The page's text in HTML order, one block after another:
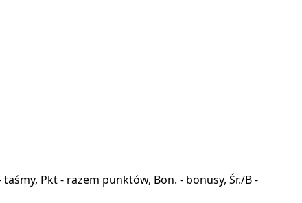
Pkt - razem punktów, Bon. - bonusy, Śr./B -